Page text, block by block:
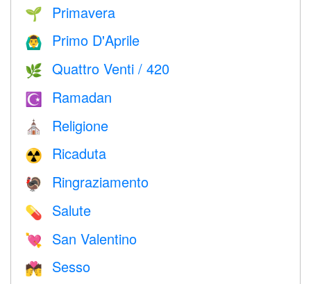
🌱 Primavera
🙆‍♂️ Primo D'Aprile
🌿 Quattro Venti / 420
☪️ Ramadan
⛪️ Religione
☢️ Ricaduta
🦃 Ringraziamento
💊 Salute
💘 San Valentino
💏 Sesso